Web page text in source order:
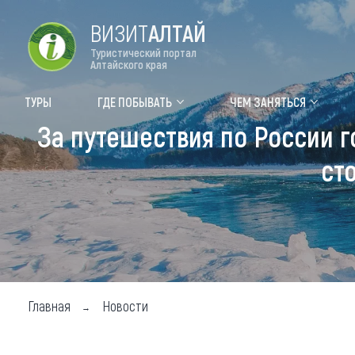
Форум VISIT ALTAI
Туры Где
Топ
ВИЗИТАЛТАЙ
Туристический портал
Алтайского края
ТУРЫ ГДЕ ПОБЫВАТЬ ЧЕМ ЗАНЯТЬСЯ
За путешествия по России
Главная Новости